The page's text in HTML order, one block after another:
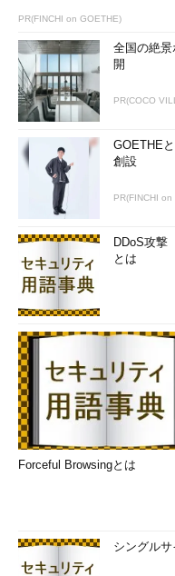
現した場合は、リレーシ
ものとします。
Point
駆使する。
「インデックス設計
「非正規化」を行
非機能要件として
を行う。
以上のようにして各デー
ースが出来上がります（図4
図4 データベースを構築するまで
以上、設計・構築フェイ
タモデルを作成します。し
ジェクトの事情によっては
PR(FINCHI on GOETHE)
全国の絶
開
PR(COCO
GOETHE
創設
PR(FINCHI on
DDoS攻撃
とは
Forceful Browsingとは
シングル